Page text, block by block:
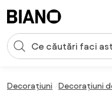
Introducerea căutării
Decorațiuni Decorațiuni